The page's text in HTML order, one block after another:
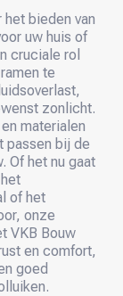
het bieden van
uw huis of
cruciale rol
te
zonlicht.
materialen
passen bij de
Of het nu gaat
of het
onze
VKB Bouw
en comfort,
goed